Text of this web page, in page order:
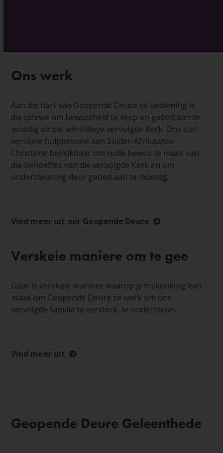
Ons werk
Aan die hart van Geopende Deure se bediening is
die strewe om bewustheid te skep en gebed aan te
moedig vir die wêreldwye vervolgde Kerk. Ons stel
verskeie hulpbronne aan Suider-Afrikaanse
Christene beskikbaar om hulle bewus te maak van
die behoeftes van die vervolgde Kerk en om
ondersteuning deur gebed aan te moedig.
Vind meer uit oor Geopende Deure
Verskeie maniere om te gee
Daar is verskeie maniere waarop jy ŉ skenking kan
maak om Geopende Deure se werk om ons
vervolgde familie te versterk, te ondersteun.
Vind meer uit
Geopende Deure Geleenthede